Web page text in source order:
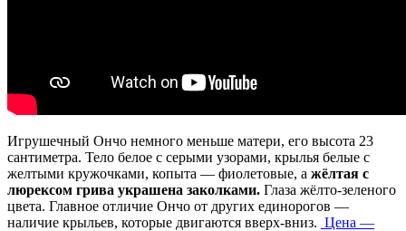
Игрушечный Ончо немного меньше матери, его высота 23
сантиметра. Тело белое с серыми узорами, крылья белые с
желтыми кружочками, копыта — фиолетовые, а жёлтая с
люрексом грива украшена заколками. Глаза жёлто-зеленого
цвета. Главное отличие Ончо от других единорогов —
наличие крыльев, которые двигаются вверх-вниз. Цена —